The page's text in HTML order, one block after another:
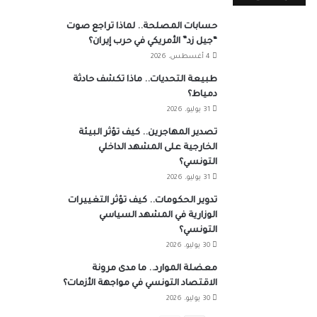
حسابات المصلحة.. لماذا تراجع صوت
“جيل زد” الأمريكي في حرب إيران؟
4 أغسطس، 2026
طبيعة التحديات.. ماذا تكشف حادثة
دمياط؟
31 يوليو، 2026
تصدير المهاجرين.. كيف تؤثر البيئة
الخارجية على المشهد الداخلي
التونسي؟
31 يوليو، 2026
تدوير الحكومات.. كيف تؤثر التغييرات
الوزارية في المشهد السياسي
التونسي؟
30 يوليو، 2026
معضلة الموارد.. ما مدى مرونة
الاقتصاد التونسي في مواجهة الأزمات؟
30 يوليو، 2026